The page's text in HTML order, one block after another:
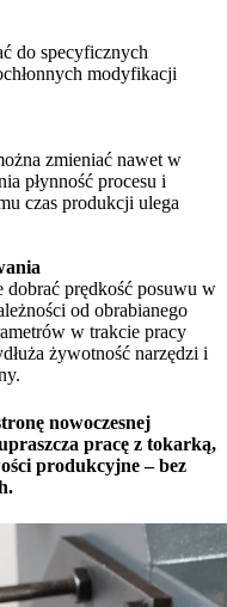
do specyficznych
modyfikacji
zmieniać nawet w
płynność procesu i
czas produkcji ulega
dobrać prędkość posuwu w
od obrabianego
w trakcie pracy
żywotność narzędzi i
nowoczesnej
pracę z tokarką,
produkcyjne – bez